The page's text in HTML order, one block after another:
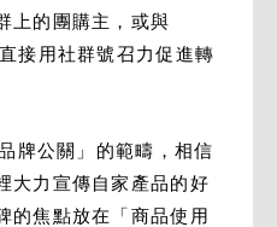
上的團購主，或與
接用社群號召力促進轉
牌公關」的範疇，相信
大力宣傳自家產品的好
的焦點放在「商品使用